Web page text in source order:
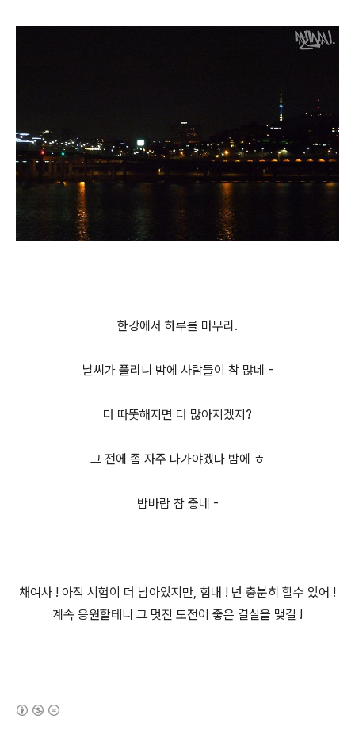
한강에서 하루를 마무리.
날씨가 풀리니 밤에 사람들이 참 많네 -
더 따뚯해지면 더 많아지겠지?
그 전에 좀 자주 나가야겠다 밤에 ㅎ
밤바람 참 좋네 -
채여사 ! 아직 시험이 더 남아있지만, 힘내 ! 넌 충분히 할수 있어 !
계속 응원할테니 그 멋진 도전이 좋은 결실을 맺길 !